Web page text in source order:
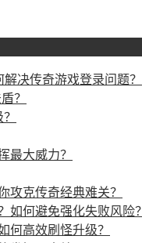
决传奇游戏登录问题？
？
最大威力？
攻克传奇经典难关？
如何避免强化失败风险？
何高效刷怪升级？